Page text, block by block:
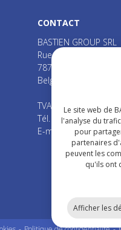
CONTACT
BASTIEN GROUP SRL
Rue d'Erbaut, 22
7870
Belgique
TVA : BE
Tél. :
+32 (0) 65 22
E-mail :
Le site web de
l'analyse du
pour
partenaires
peuvent les
qu'ils ont
Afficher les